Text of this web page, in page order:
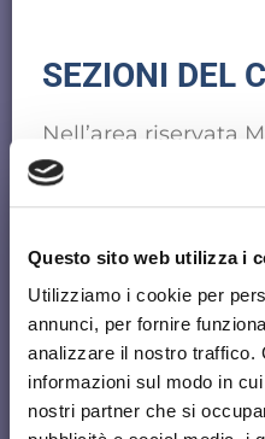
Questo sito web utilizza i
Utilizziamo i cookie per
annunci, per fornire
analizzare il nostro traffico.
informazioni sul modo in
nostri partner che si
SEZIONI DEL
Nell’area riservata
troverai tutto ciò
Il corso registrato
I materiali
Una sezione per
caso di dubbi
Video del corso:
Premessa